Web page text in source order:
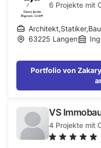
6 Projekte mit
Architekt,Statiker,
63225 Langen
Portfolio von
VS
4 Projekte mit